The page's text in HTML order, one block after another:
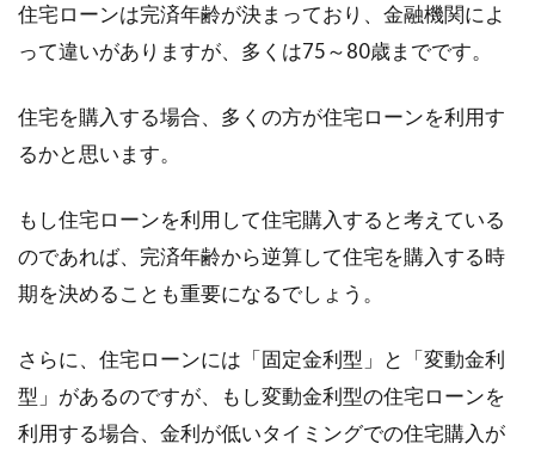
住宅ローンは完済年齢が決まっており、金融機関によ
って違いがありますが、多くは75～80歳までです。
住宅を購入する場合、多くの方が住宅ローンを利用す
るかと思います。
もし住宅ローンを利用して住宅購入すると考えている
のであれば、完済年齢から逆算して住宅を購入する時
期を決めることも重要になるでしょう。
さらに、住宅ローンには「固定金利型」と「変動金利
型」があるのですが、もし変動金利型の住宅ローンを
利用する場合、金利が低いタイミングでの住宅購入が